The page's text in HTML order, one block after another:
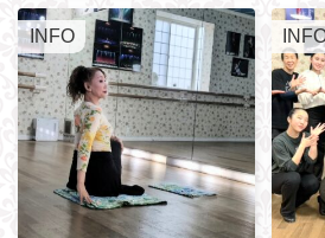
INFO